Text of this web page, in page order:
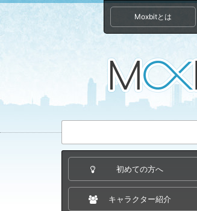
Moxbitとは
初めての方へ
キャラクター紹介